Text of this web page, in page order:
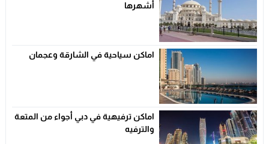
أشهرها
اماكن سياحية في الشارقة وعجمان
اماكن ترفيهية في دبي أجواء من المتعة
والترفيه